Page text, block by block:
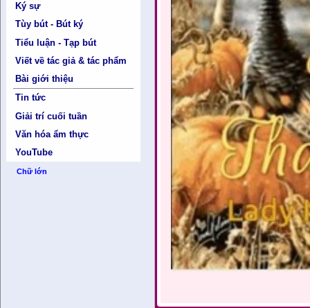
Ký sự
Tùy bút - Bút ký
Tiểu luận - Tạp bút
Viết về tác giả & tác phẩm
Bài giới thiệu
Tin tức
Giải trí cuối tuần
Văn hóa ẩm thực
YouTube
Chữ lớn